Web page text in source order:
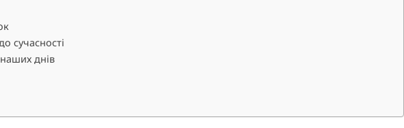
сучасності
днів